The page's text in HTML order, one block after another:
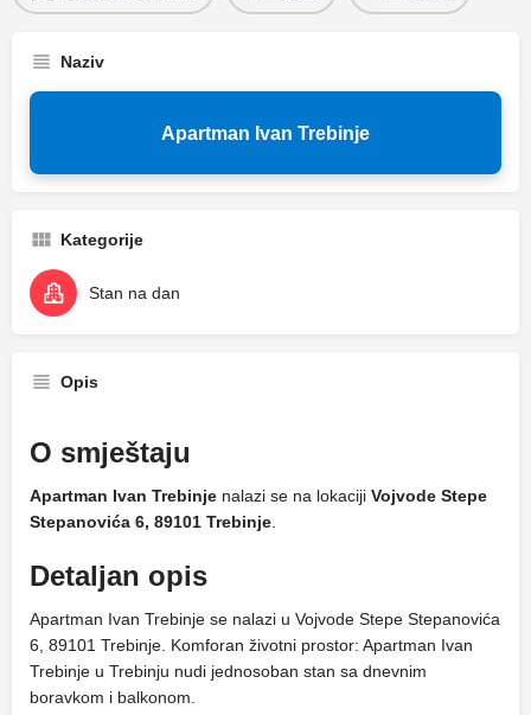
Naziv
Apartman Ivan Trebinje
Kategorije
Stan na dan
Opis
O smještaju
Apartman Ivan Trebinje nalazi se na lokaciji Vojvode Stepe
Stepanovića 6, 89101 Trebinje
Detaljan opis
Apartman Ivan Trebinje se nalazi u Vojvode Stepe Stepanovića
6, 89101 Trebinje. Komforan životni prostor: Apartman Ivan
Trebinje u Trebinju nudi jednosoban stan sa dnevnim
boravkom i balkonom.